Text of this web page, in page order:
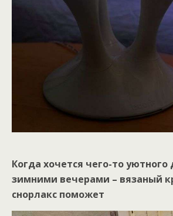
Когда хочется чего-то
зимними вечерами – вязаный
снорлакс поможет